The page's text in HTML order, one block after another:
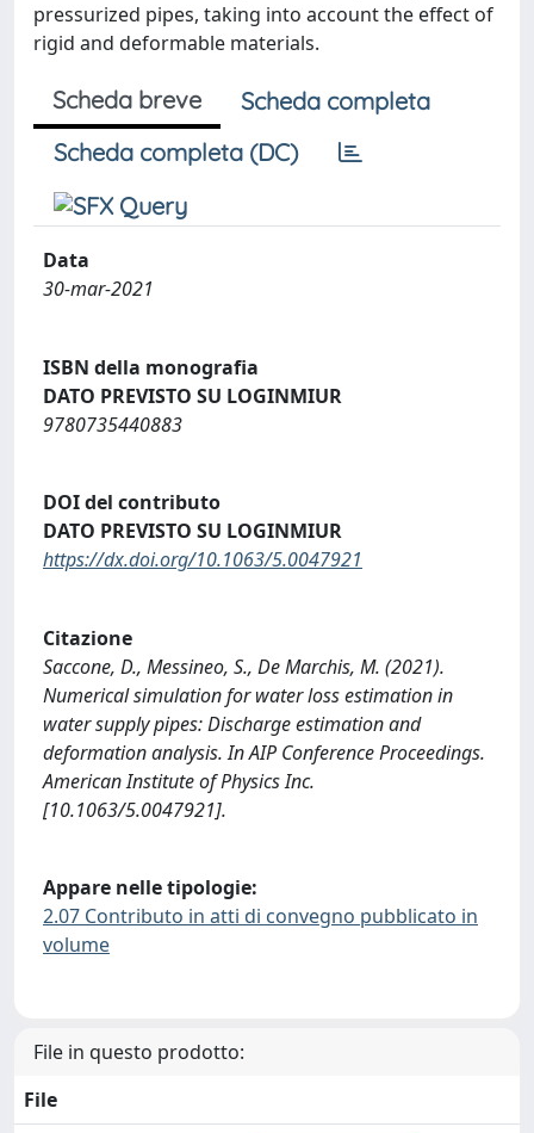
pressurized pipes, taking into account the effect of
rigid and deformable materials.
Scheda breve
Scheda completa
Scheda completa (DC)
Data
30-mar-2021
ISBN della monografia
DATO PREVISTO SU LOGINMIUR
9780735440883
DOI del contributo
DATO PREVISTO SU LOGINMIUR
https://dx.doi.org/10.1063/5.0047921
Citazione
Saccone, D., Messineo, S., De Marchis, M. (2021).
Numerical simulation for water loss estimation in
water supply pipes: Discharge estimation and
deformation analysis. In AIP Conference Proceedings.
American Institute of Physics Inc.
[10.1063/5.0047921].
Appare nelle tipologie:
2.07 Contributo in atti di convegno pubblicato in
volume
File in questo prodotto:
File